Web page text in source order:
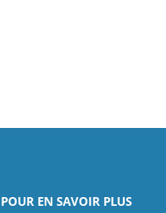
POUR EN SAVOIR PLUS